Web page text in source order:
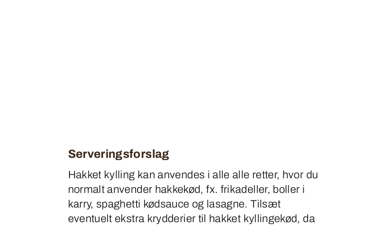
Serveringsforslag
Hakket kylling kan anvendes i alle alle retter, hvor du
normalt anvender hakkekød, fx. frikadeller, boller i
karry, spaghetti kødsauce og lasagne. Tilsæt
eventuelt ekstra krydderier til hakket kyllingekød, da